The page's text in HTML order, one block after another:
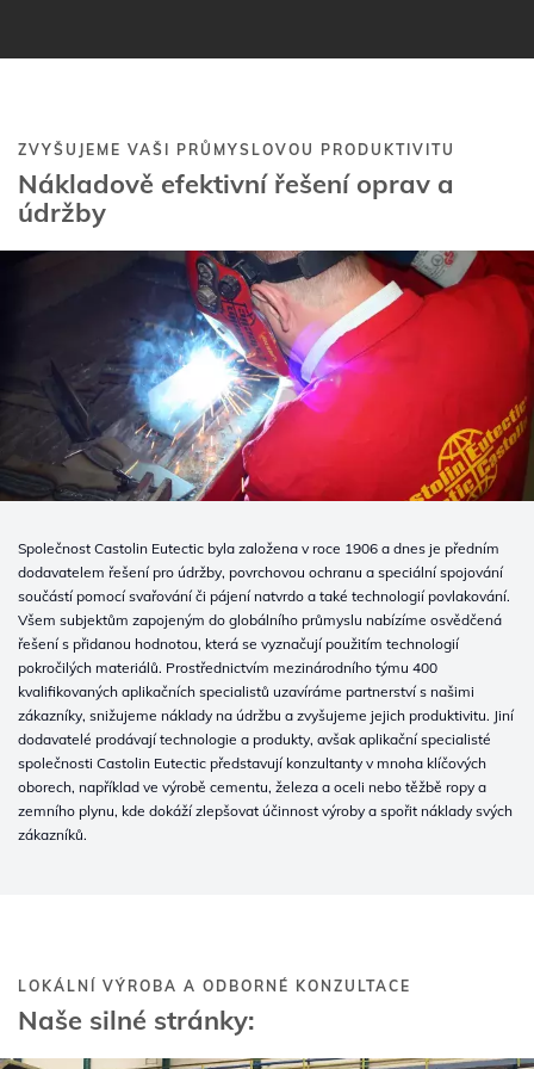
ZVYŠUJEME VAŠI PRŮMYSLOVOU PRODUKTIVITU
Nákladově efektivní řešení oprav a
údržby
Společnost Castolin Eutectic byla založena v roce 1906 a dnes je předním
dodavatelem řešení pro údržby, povrchovou ochranu a speciální spojování
součástí pomocí svařování či pájení natvrdo a také technologií povlakování.
Všem subjektům zapojeným do globálního průmyslu nabízíme osvědčená
řešení s přidanou hodnotou, která se vyznačují použitím technologií
pokročilých materiálů. Prostřednictvím mezinárodního týmu 400
kvalifikovaných aplikačních specialistů uzavíráme partnerství s našimi
zákazníky, snižujeme náklady na údržbu a zvyšujeme jejich produktivitu. Jiní
dodavatelé prodávají technologie a produkty, avšak aplikační specialisté
společnosti Castolin Eutectic představují konzultanty v mnoha klíčových
oborech, například ve výrobě cementu, železa a oceli nebo těžbě ropy a
zemního plynu, kde dokáží zlepšovat účinnost výroby a spořit náklady svých
zákazníků.
LOKÁLNÍ VÝROBA A ODBORNÉ KONZULTACE
Naše silné stránky: